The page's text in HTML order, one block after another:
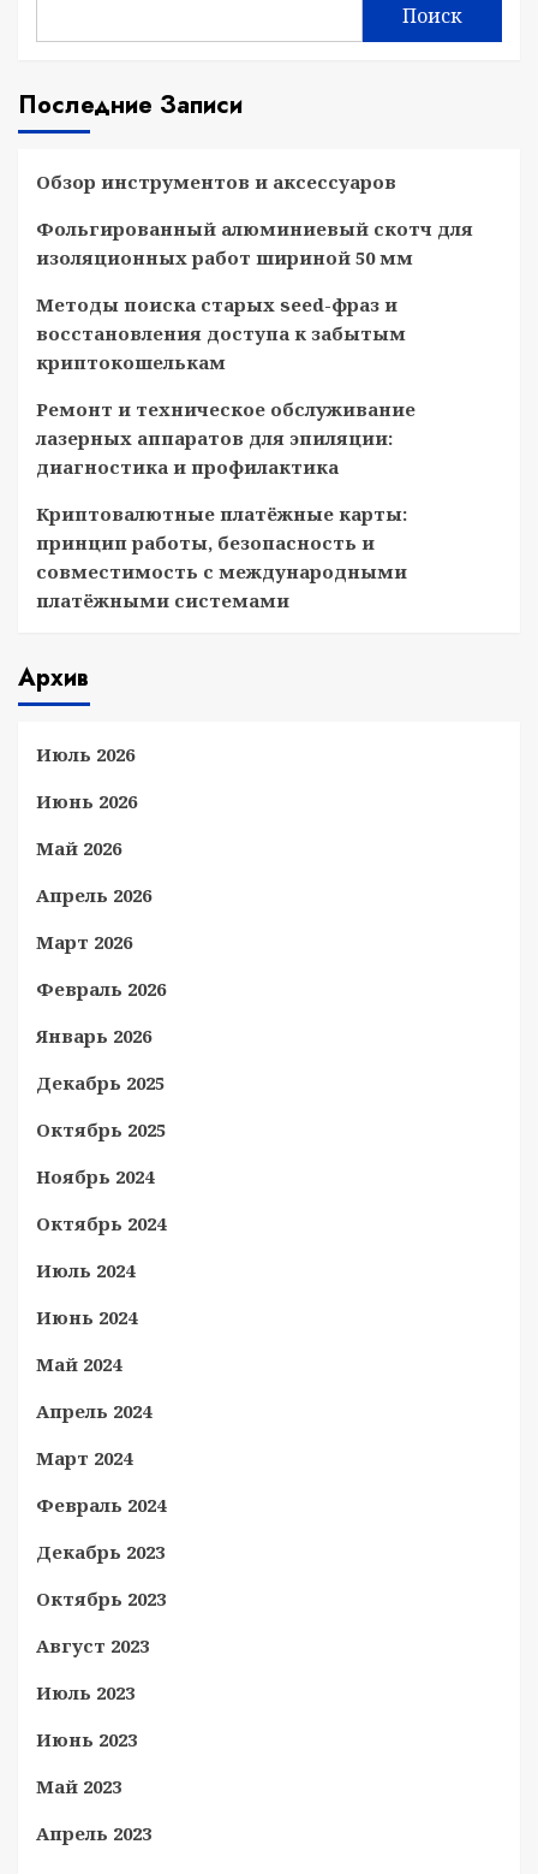
Поиск
Последние Записи
Обзор инструментов и аксессуаров
Фольгированный алюминиевый скотч для
изоляционных работ шириной 50 мм
Методы поиска старых seed-фраз и
восстановления доступа к забытым
криптокошелькам
Ремонт и техническое обслуживание
лазерных аппаратов для эпиляции:
диагностика и профилактика
Криптовалютные платёжные карты:
принцип работы, безопасность и
совместимость с международными
платёжными системами
Архив
Июль 2026
Июнь 2026
Май 2026
Апрель 2026
Март 2026
Февраль 2026
Январь 2026
Декабрь 2025
Октябрь 2025
Ноябрь 2024
Октябрь 2024
Июль 2024
Июнь 2024
Май 2024
Апрель 2024
Март 2024
Февраль 2024
Декабрь 2023
Октябрь 2023
Август 2023
Июль 2023
Июнь 2023
Май 2023
Апрель 2023